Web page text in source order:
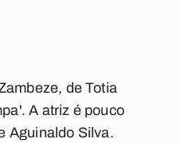
de Totia
A atriz é pouco
Aguinaldo Silva.